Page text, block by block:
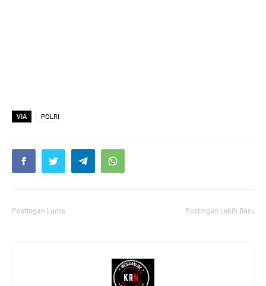
VIA POLRI
Postingan Lama Postingan Lebih Baru